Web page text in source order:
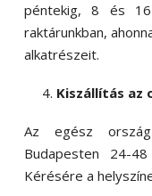
péntekig, 8 és
raktárunkban,
alkatrészeit.
Kiszállítás az
Az egész
Budapesten 24-
Kérésére a